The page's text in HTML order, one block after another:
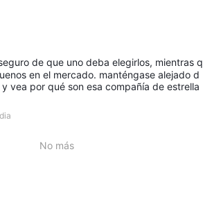
de que uno deba elegirlos, mientras q
en el mercado. manténgase alejado d
vea por qué son esa compañía de estrella
No más